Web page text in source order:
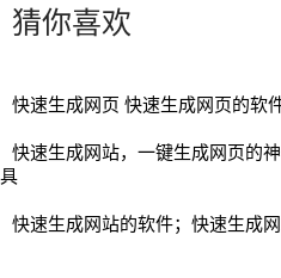
猜你喜欢
快速生成网页 快速生成网页的软
快速生成网站，一键生成网页的
具
快速生成网站的软件；快速生成